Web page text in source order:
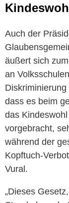
Auch der
äußert sich
an
dass es beim
das
vorgebracht,
während der
Kopftuch-
Vural.
„Dieses